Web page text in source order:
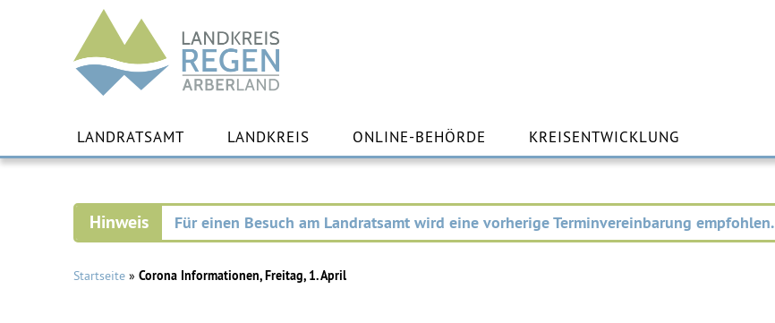
Landkreis
Regen
Inhalt
springen
LANDRATSAMT LANDKREIS ONLINE-BEHÖRDE KREISENTWICKLUNG
Für einen Besuch am Landratsamt wird eine vorherige Terminvereinbarung empfohlen.
Startseite » Corona Informationen, Freitag, 1. April